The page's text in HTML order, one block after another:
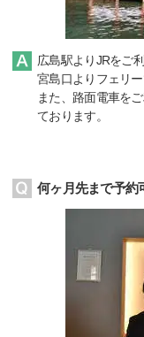
広島駅よりJRをご
宮島口よりフェリ
また、路面電車を
ております。
何ヶ月先まで予約